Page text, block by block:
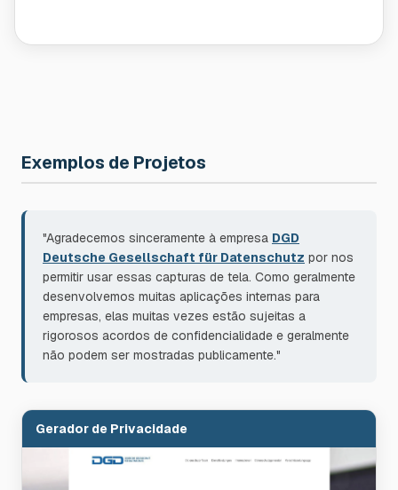
Exemplos de Projetos
"Agradecemos sinceramente à empresa DGD
Deutsche Gesellschaft für Datenschutz por nos
permitir usar essas capturas de tela. Como geralmente
desenvolvemos muitas aplicações internas para
empresas, elas muitas vezes estão sujeitas a
rigorosos acordos de confidencialidade e geralmente
não podem ser mostradas publicamente."
Gerador de Privacidade